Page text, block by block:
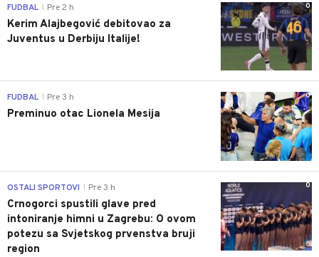
0
FUDBAL Pre 2 h
Kerim Alajbegović debitovao za
Juventus u Derbiju Italije!
0
FUDBAL Pre 3 h
Preminuo otac Lionela Mesija
0
OSTALI SPORTOVI Pre 3 h
Crnogorci spustili glave pred
intoniranje himni u Zagrebu: O ovom
potezu sa Svjetskog prvenstva bruji
region